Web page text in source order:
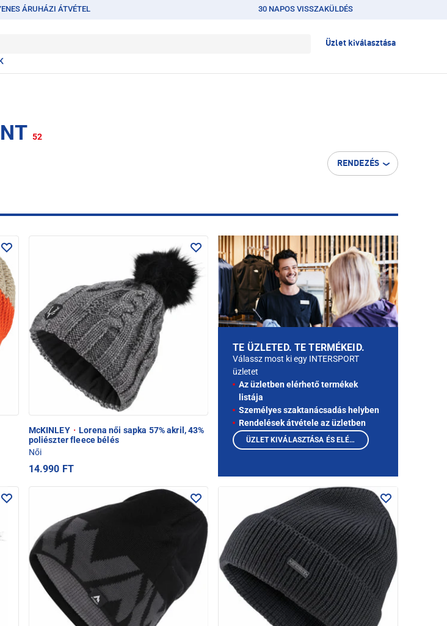
ÁRUHÁZI ÁTVÉTEL 30 NAPOS VISSZAKÜLDÉS
Üzlet kiválasztása
52
RENDEZÉS
McKINLEY · Lorena női sapka 57% akril, 43%
poliészter fleece bélés
Női
14.990 FT
TE ÜZLETED. TE TERMÉKEID.
Válassz most ki egy INTERSPORT
üzletet
Az üzletben elérhető termékek
listája
Személyes szaktanácsadás helyben
Rendelések átvétele az üzletben
ÜZLET KIVÁLASZTÁSA ÉS ELÉRHETŐ TERMÉKEK MEGTEKINTÉSE